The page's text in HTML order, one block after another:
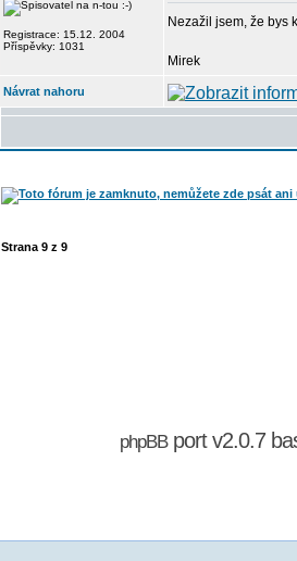
Registrace: 15.12. 2004
Příspěvky: 1031
Nezažil jsem, že bys
Mirek
Návrat nahoru
Strana 9 z 9
phpBBport v2.0.7